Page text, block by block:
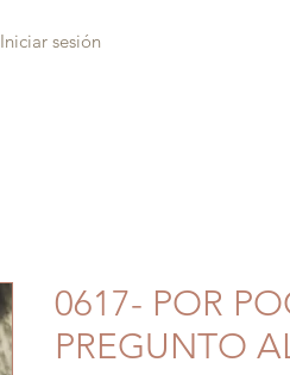
Iniciar sesión
0617- POR
PREGUNTO